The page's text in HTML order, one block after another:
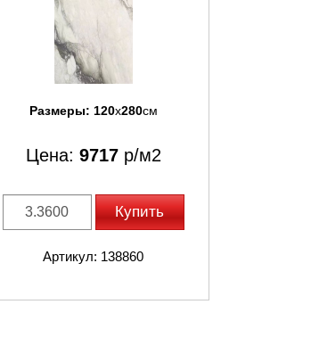
Размеры: 120x280см
Цена: 9717р/м2
Купить
Артикул: 138860